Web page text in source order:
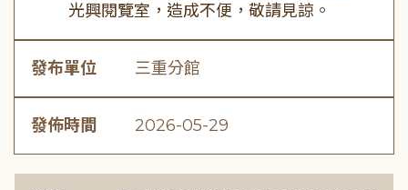
光興閱覽室，造成不便，敬請見諒。
發布單位 三重分館
發佈時間 2026-05-29